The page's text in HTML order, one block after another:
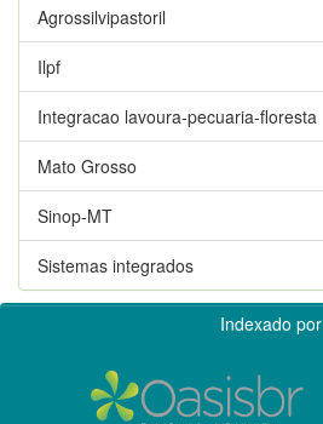
Agrossilvipastoril
Ilpf
Integracao lavoura-pecuaria-floresta
Mato Grosso
Sinop-MT
Sistemas integrados
Indexado por